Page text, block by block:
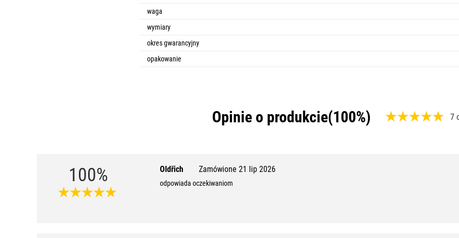
waga
wymiary
okres gwarancyjny
opakowanie
Opinie o produkcie
,
0
(100%) 7
100% Oldřich Zamówione 21 lip 2026
odpowiada oczekiwaniom